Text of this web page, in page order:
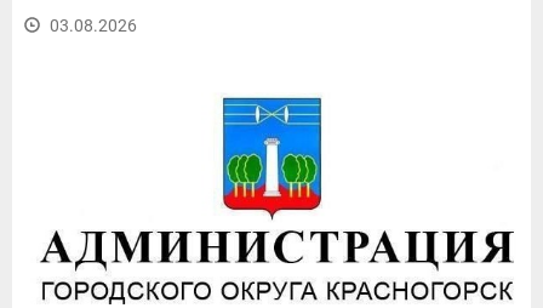
03.08.2026